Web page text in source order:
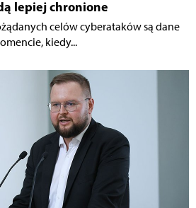
lepiej chronione
celów cyberataków są dane
kiedy...